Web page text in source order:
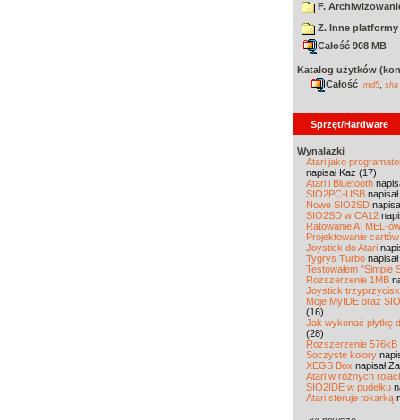
F.
Z. Inne platformy
Całość 908 MB
Katalog użytków
Całość md5 sha
Sprzęt/Hardware
Wynalazki
Atari jako
napisał Kaz (17)
Atari i Bluetooth
SIO2PC-USB
Nowe SIO2SD
SIO2SD w CA12
Ratowanie ATMEL-ów
Projektowanie cartów
Joystick do Atari
Tygrys Turbo
Testowałem "Simple
Rozszerzenie 1MB
Joystick
Moje MyIDE oraz
(16)
Jak wykonać płytkę
(28)
Rozszerzenie 576kB
Soczyste kolory
XEGS Box napisał
Atari w różnych
SIO2IDE w pudełku
Atari steruje tokarką